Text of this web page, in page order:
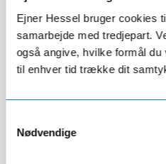
Ejner Hessel bruger cookies
samarbejde med tredjepart.
også angive, hvilke formål
til enhver tid trække dit
Nødvendige
Finansiering fra
Mercedes-Benz, CLA